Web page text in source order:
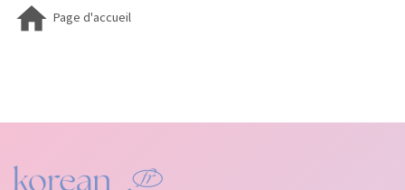
 Page d'accueil